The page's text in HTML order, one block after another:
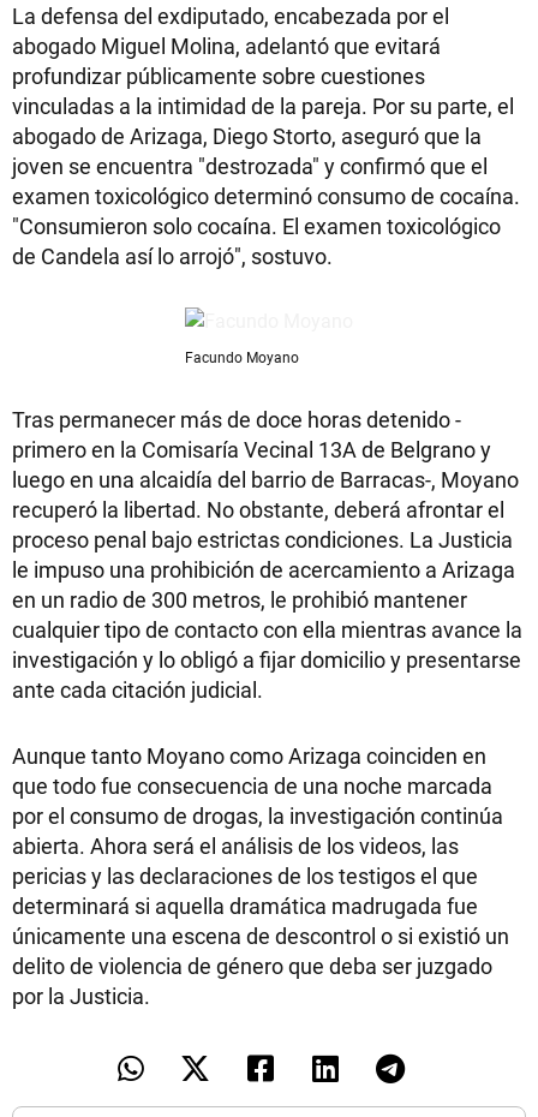
La defensa del exdiputado, encabezada por el
abogado Miguel Molina, adelantó que evitará
profundizar públicamente sobre cuestiones
vinculadas a la intimidad de la pareja. Por su parte, el
abogado de Arizaga, Diego Storto, aseguró que la
joven se encuentra "destrozada" y confirmó que el
examen toxicológico determinó consumo de cocaína.
"Consumieron solo cocaína. El examen toxicológico
de Candela así lo arrojó", sostuvo.
Facundo Moyano
Tras permanecer más de doce horas detenido -
primero en la Comisaría Vecinal 13A de Belgrano y
luego en una alcaidía del barrio de Barracas-, Moyano
recuperó la libertad. No obstante, deberá afrontar el
proceso penal bajo estrictas condiciones. La Justicia
le impuso una prohibición de acercamiento a Arizaga
en un radio de 300 metros, le prohibió mantener
cualquier tipo de contacto con ella mientras avance la
investigación y lo obligó a fijar domicilio y presentarse
ante cada citación judicial.
Aunque tanto Moyano como Arizaga coinciden en
que todo fue consecuencia de una noche marcada
por el consumo de drogas, la investigación continúa
abierta. Ahora será el análisis de los videos, las
pericias y las declaraciones de los testigos el que
determinará si aquella dramática madrugada fue
únicamente una escena de descontrol o si existió un
delito de violencia de género que deba ser juzgado
por la Justicia.